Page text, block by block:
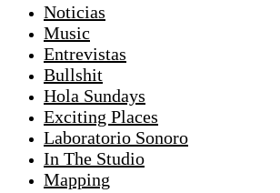
Noticias
Music
Entrevistas
Bullshit
Hola Sundays
Exciting Places
Laboratorio Sonoro
In The Studio
Mapping